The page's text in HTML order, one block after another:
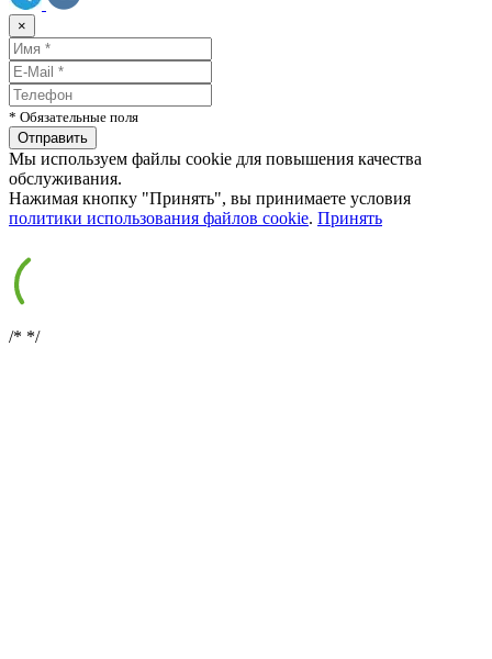
×
* Обязательные поля
Мы используем файлы cookie для повышения качества
обслуживания.
Нажимая кнопку "Принять", вы принимаете условия
политики использования файлов cookie. Принять
/* */